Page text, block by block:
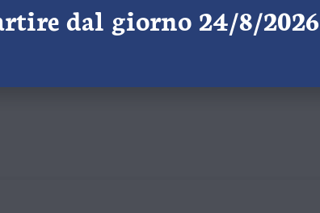
dal giorno 24/8/2026